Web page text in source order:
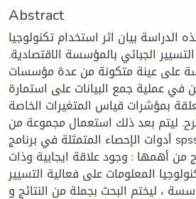
Abstract
بيان اثر استخدام تكنولوجيا
الجبائي بالمؤسسة الاقتصادية.
على عينة متكونة من عدة مؤسسات
في عملية جمع البيانات على استمارة
بمؤشرات قياس المتغيرات الخاصة
ليتم بعد ذلك استعمال مجموعة من
أدوات الإحصاء المتمثلة في برنامج spss نسخة 22. وقد توصلا
من أهمها : وجود علاقة ايجابية وذات
المعلومات على فعالية التسيير
، ليختم البحث بجملة من النتائج و